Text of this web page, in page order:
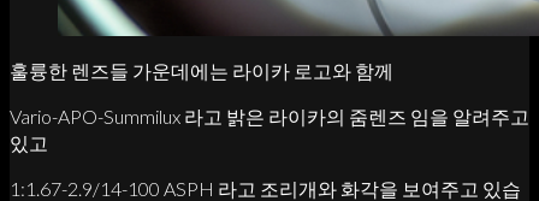
훌륭한 렌즈들 가운데에는 라이카 로고와 함께
Vario-APO-Summilux 라고 밝은 라이카의 줌렌즈 임을 알려주고
있고
1:1.67-2.9/14-100 ASPH 라고 조리개와 화각을 보여주고 있습